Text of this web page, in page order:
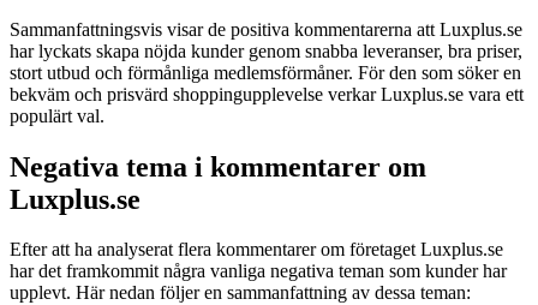
Sammanfattningsvis visar de positiva kommentarerna att Luxplus.se
har lyckats skapa nöjda kunder genom snabba leveranser, bra priser,
stort utbud och förmånliga medlemsförmåner. För den som söker en
bekväm och prisvärd shoppingupplevelse verkar Luxplus.se vara ett
populärt val.
Negativa tema i kommentarer om
Luxplus.se
Efter att ha analyserat flera kommentarer om företaget Luxplus.se
har det framkommit några vanliga negativa teman som kunder har
upplevt. Här nedan följer en sammanfattning av dessa teman: